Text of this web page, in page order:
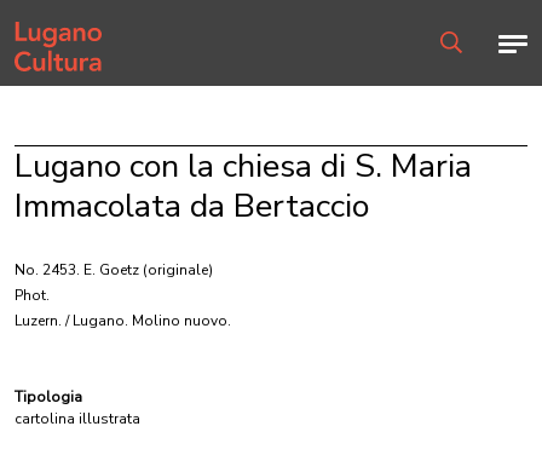
Home page
Lugano con la chiesa di S. Maria
Immacolata da Bertaccio
No. 2453. E. Goetz (originale)
Phot.
Luzern. / Lugano. Molino nuovo.
Tipologia
cartolina illustrata